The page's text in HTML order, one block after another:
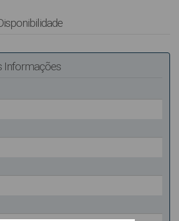
Informações